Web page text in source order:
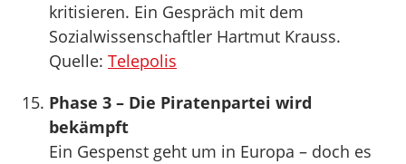
kritisieren. Ein Gespräch mit dem
Sozialwissenschaftler Hartmut Krauss.
Quelle: Telepolis
Phase 3 – Die Piratenpartei wird
bekämpft
Ein Gespenst geht um in Europa – doch es